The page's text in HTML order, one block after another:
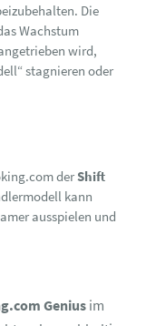
Die
Wachstum
wird,
stagnieren oder
derShift
kann
ausspielen und
Genius im